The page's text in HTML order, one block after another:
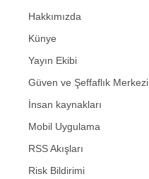
Hakkımızda
Künye
Yayın Ekibi
Güven ve Şeffaflık Merkezi
İnsan kaynakları
Mobil Uygulama
RSS Akışları
Risk Bildirimi